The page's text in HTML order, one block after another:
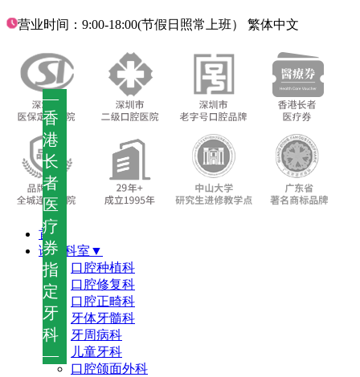
—
香
港
长
者
医
疗
券
指
定
牙
科
—
营业时间：9:00-18:00(节假日照常上班） 繁体中文
首页
诊疗科室▼
口腔种植科
口腔修复科
口腔正畸科
牙体牙髓科
牙周病科
儿童牙科
口腔颌面外科